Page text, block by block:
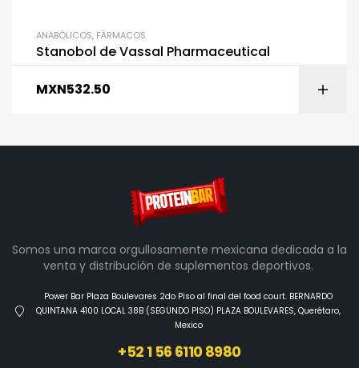
ANABÓLICOS, FÁRMACOS
Stanobol de Vassal Pharmaceutical
MXN532.50
Somos una marca orgullosamente mexicana dedicada a la
venta y distribución de suplementos deportivos.
Power Bar Plaza Boulevares 2do Piso al final del food court. BERNARDO
QUINTANA 4100 LOCAL 38B (SEGUNDO PISO) PLAZA BOULEVARES, Querétaro,
Mexico
+52 1 56 6110 8980